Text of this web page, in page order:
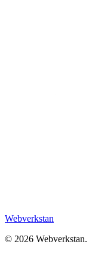
Webverkstan
© 2026 Webverkstan.